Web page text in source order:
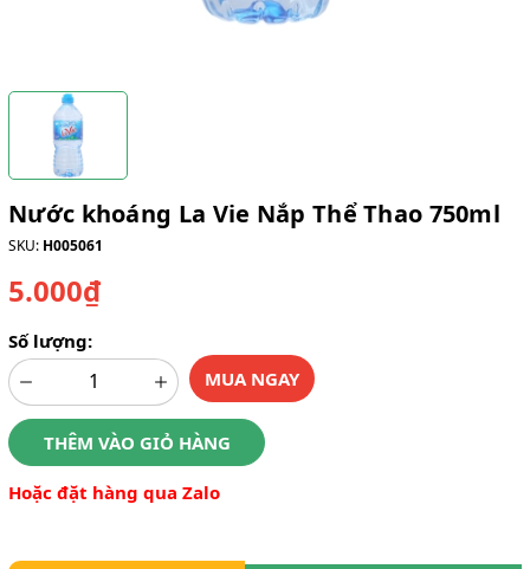
Nước khoáng La Vie Nắp Thể Thao 750ml
SKU: H005061
5.000₫
Số lượng:
MUA NGAY
THÊM VÀO GIỎ HÀNG
Hoặc đặt hàng qua Zalo